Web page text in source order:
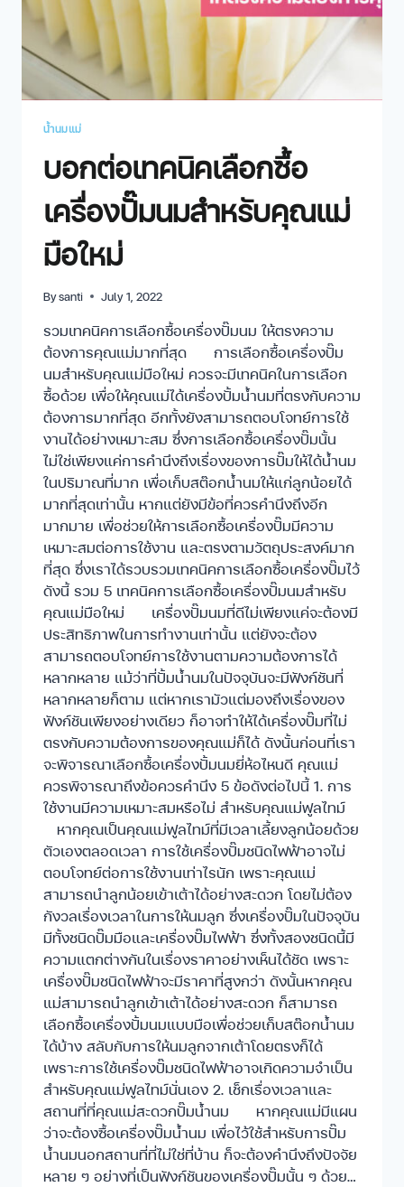
น้ำนมแม่
บอกต่อเทคนิคเลือกซื้อ
เครื่องปั๊มนมสำหรับคุณแม่
มือใหม่
Bysanti July 1, 2022
รวมเทคนิคการเลือกซื้อเครื่องปั๊มนม ให้ตรงความ
ต้องการคุณแม่มากที่สุด การเลือกซื้อเครื่องปั๊ม
นมสำหรับคุณแม่มือใหม่ ควรจะมีเทคนิคในการเลือก
ซื้อด้วย เพื่อให้คุณแม่ได้เครื่องปั้มน้ำนมที่ตรงกับความ
ต้องการมากที่สุด อีกทั้งยังสามารถตอบโจทย์การใช้
งานได้อย่างเหมาะสม ซึ่งการเลือกซื้อเครื่องปั๊มนั้น
ไม่ใช่เพียงแค่การคำนึงถึงเรื่องของการปั๊มให้ได้น้ำนม
ในปริมาณที่มาก เพื่อเก็บสต๊อกน้ำนมให้แก่ลูกน้อยได้
มากที่สุดเท่านั้น หากแต่ยังมีข้อที่ควรคำนึงถึงอีก
มากมาย เพื่อช่วยให้การเลือกซื้อเครื่องปั๊มมีความ
เหมาะสมต่อการใช้งาน และตรงตามวัตถุประสงค์มาก
ที่สุด ซึ่งเราได้รวบรวมเทคนิคการเลือกซื้อเครื่องปั๊มไว้
ดังนี้ รวม 5 เทคนิคการเลือกซื้อเครื่องปั๊มนมสำหรับ
คุณแม่มือใหม่ เครื่องปั๊มนมที่ดีไม่เพียงแค่จะต้องมี
ประสิทธิภาพในการทำงานเท่านั้น แต่ยังจะต้อง
สามารถตอบโจทย์การใช้งานตามความต้องการได้
หลากหลาย แม้ว่าที่ปั้มน้ำนมในปัจจุบันจะมีฟังก์ชันที่
หลากหลายก็ตาม แต่หากเรามัวแต่มองถึงเรื่องของ
ฟังก์ชันเพียงอย่างเดียว ก็อาจทำให้ได้เครื่องปั๊มที่ไม่
ตรงกับความต้องการของคุณแม่ก็ได้ ดังนั้นก่อนที่เรา
จะพิจารณาเลือกซื้อเครื่องปั้มนมยี่ห้อไหนดี คุณแม่
ควรพิจารณาถึงข้อควรคำนึง 5 ข้อดังต่อไปนี้ 1. การ
ใช้งานมีความเหมาะสมหรือไม่ สำหรับคุณแม่ฟูลไทม์
หากคุณเป็นคุณแม่ฟูลไทม์ที่มีเวลาเลี้ยงลูกน้อยด้วย
ตัวเองตลอดเวลา การใช้เครื่องปั๊มชนิดไฟฟ้าอาจไม่
ตอบโจทย์ต่อการใช้งานเท่าไรนัก เพราะคุณแม่
สามารถนำลูกน้อยเข้าเต้าได้อย่างสะดวก โดยไม่ต้อง
กังวลเรื่องเวลาในการให้นมลูก ซึ่งเครื่องปั๊มในปัจจุบัน
มีทั้งชนิดปั๊มมือและเครื่องปั๊มไฟฟ้า ซึ่งทั้งสองชนิดนี้มี
ความแตกต่างกันในเรื่องราคาอย่างเห็นได้ชัด เพราะ
เครื่องปั๊มชนิดไฟฟ้าจะมีราคาที่สูงกว่า ดังนั้นหากคุณ
แม่สามารถนำลูกเข้าเต้าได้อย่างสะดวก ก็สามารถ
เลือกซื้อเครื่องปั้มนมแบบมือเพื่อช่วยเก็บสต๊อกน้ำนม
ได้บ้าง สลับกับการให้นมลูกจากเต้าโดยตรงก็ได้
เพราะการใช้เครื่องปั๊มชนิดไฟฟ้าอาจเกิดความจำเป็น
สำหรับคุณแม่ฟูลไทม์นั่นเอง 2. เช็กเรื่องเวลาและ
สถานที่ที่คุณแม่สะดวกปั๊มน้ำนม หากคุณแม่มีแผน
ว่าจะต้องซื้อเครื่องปั๊มน้ำนม เพื่อไว้ใช้สำหรับการปั๊ม
น้ำนมนอกสถานที่ที่ไม่ใช่ที่บ้าน ก็จะต้องคำนึงถึงปัจจัย
หลาย ๆ อย่างที่เป็นฟังก์ชันของเครื่องปั๊มนั้น ๆ ด้วย…